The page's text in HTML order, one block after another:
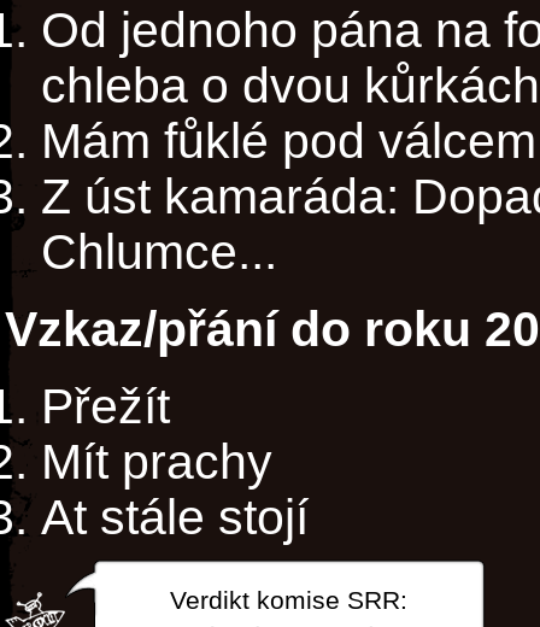
Od jednoho pána na
chleba o dvou
Mám fůklé pod
Z úst kamaráda:
Chlumce...
Vzkaz/přání do roku
Přežít
Mít prachy
At stále stojí
Verdikt komise SRR: